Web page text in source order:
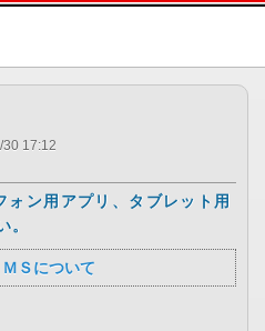
ジの本文へ
30 17:12
ォン用アプリ、タブレット用
。
Ｓについて